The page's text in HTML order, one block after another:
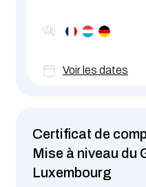
Evolution des
Voir les dates
Certificat de
Mise à niveau du
Luxembourg